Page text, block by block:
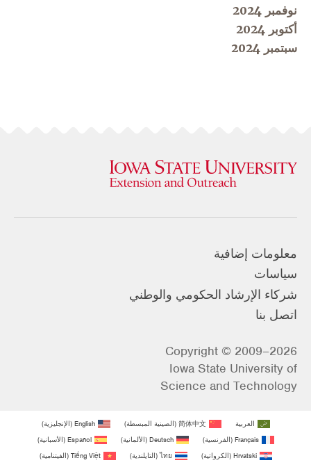
نوفمبر 2024
أكتوبر 2024
سبتمبر 2024
معلومات إضافية
سياسات
شركاء الإرشاد الحكومي والوطني
اتصل بنا
Copyright © 2009–2026
Iowa State University of
Science and Technology
العربية 简体中文
(الصينية المبسطة)
English
(الإنجليزية)
Français
(الفرنسية)
Deutsch
(الألمانية)
Español
(الأسبانية)
Hrvatski
(الكرواتية)
ไทย
(التايلندية)
Tiếng Việt
(الفيتنامية)